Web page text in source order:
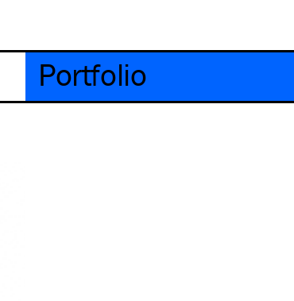
Portfolio